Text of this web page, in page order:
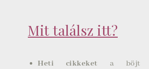
Mit találsz itt?
Heti cikkeket a böjt